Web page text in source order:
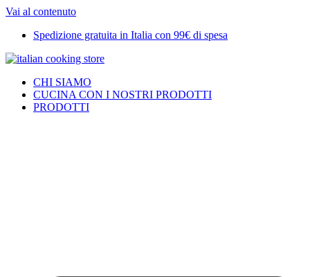
Vai al contenuto
Spedizione gratuita in Italia con 99€ di spesa
CHI SIAMO
CUCINA CON I NOSTRI PRODOTTI
PRODOTTI